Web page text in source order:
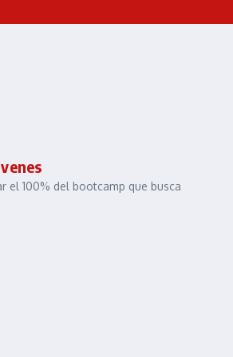
el 100% del bootcamp que busca